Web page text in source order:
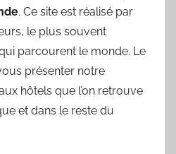
. Ce site est réalisé par
le plus souvent
parcourent le monde. Le
présenter notre
hôtels que l’on retrouve
et dans le reste du